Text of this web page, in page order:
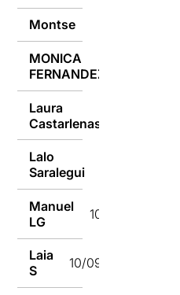
Montse
MONICA
FERNANDEZ
Laura
Castarlenas
Lalo
Saralegui
Manuel
LG
10/09/2018
Laia
S
10/09/2018